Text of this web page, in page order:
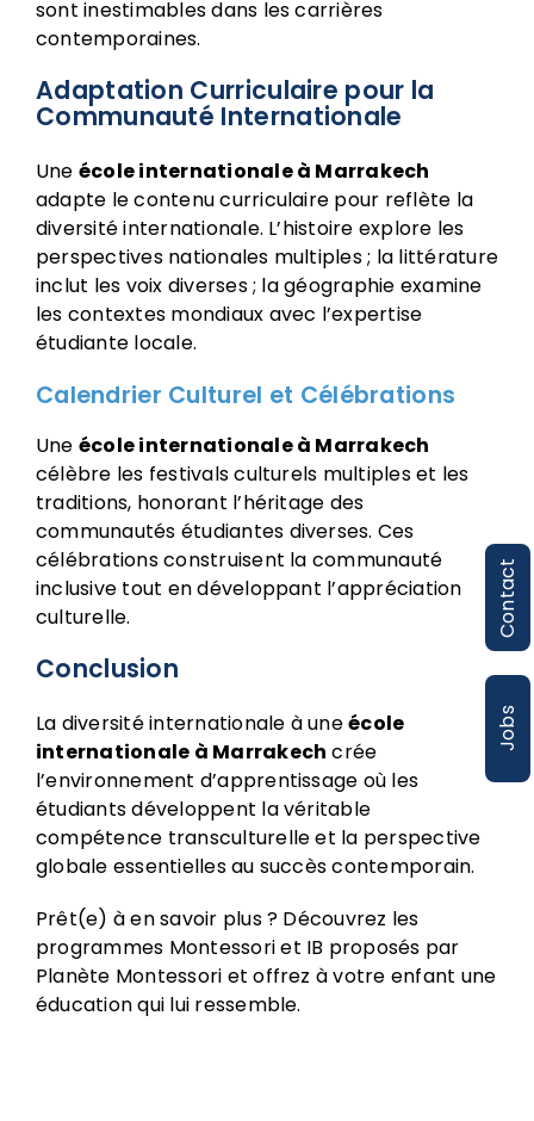
sont inestimables dans les carrières
contemporaines.
Adaptation Curriculaire pour la
Communauté Internationale
Une école internationale à Marrakech
adapte le contenu curriculaire pour reflète la
diversité internationale. L’histoire explore les
perspectives nationales multiples ; la littérature
inclut les voix diverses ; la géographie examine
les contextes mondiaux avec l’expertise
étudiante locale.
Calendrier Culturel et Célébrations
Une école internationale à Marrakech
célèbre les festivals culturels multiples et les
traditions, honorant l’héritage des
communautés étudiantes diverses. Ces
célébrations construisent la communauté
inclusive tout en développant l’appréciation
culturelle.
Conclusion
La diversité internationale à uneécole
internationale à Marrakech crée
l’environnement d’apprentissage où les
étudiants développent la véritable
compétence transculturelle et la perspective
globale essentielles au succès contemporain.
Prêt(e) à en savoir plus ? Découvrez les
programmes Montessori et IB proposés par
Planète Montessori et offrez à votre enfant une
éducation qui lui ressemble.
Contact
Jobs